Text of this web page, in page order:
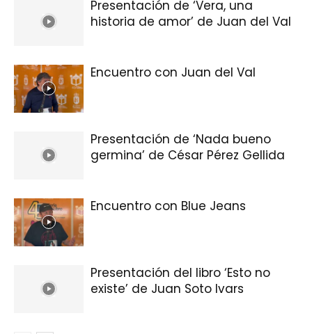
Presentación de ‘Vera, una
historia de amor’ de Juan del Val
Encuentro con Juan del Val
Presentación de ‘Nada bueno
germina’ de César Pérez Gellida
Encuentro con Blue Jeans
Presentación del libro ‘Esto no
existe’ de Juan Soto Ivars